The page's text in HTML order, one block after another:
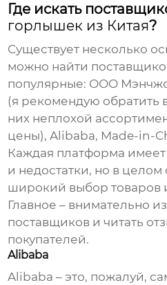
Где искать
горлышек из Китая?
Существует несколько
можно найти
популярные: ООО
(я рекомендую обратить
них неплохой
цены), Alibaba, Made-in-
Каждая платформа
и недостатки, но в
широкий выбор товаров
Главное – внимательно
поставщиков и читать
покупателей.
Alibaba
Alibaba – это, пожалуй,